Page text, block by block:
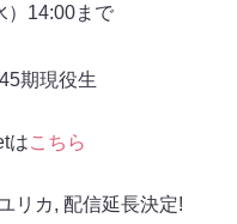
）14:00まで
期現役生
はこちら
リカ, 配信延長決定!